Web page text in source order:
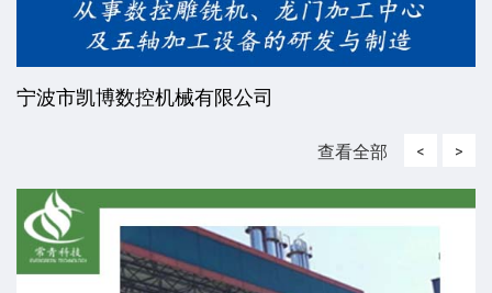
威海东发精工机械有限责任公
查看全部 < >